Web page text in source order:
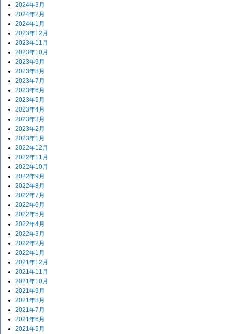
2024年3月
2024年2月
2024年1月
2023年12月
2023年11月
2023年10月
2023年9月
2023年8月
2023年7月
2023年6月
2023年5月
2023年4月
2023年3月
2023年2月
2023年1月
2022年12月
2022年11月
2022年10月
2022年9月
2022年8月
2022年7月
2022年6月
2022年5月
2022年4月
2022年3月
2022年2月
2022年1月
2021年12月
2021年11月
2021年10月
2021年9月
2021年8月
2021年7月
2021年6月
2021年5月